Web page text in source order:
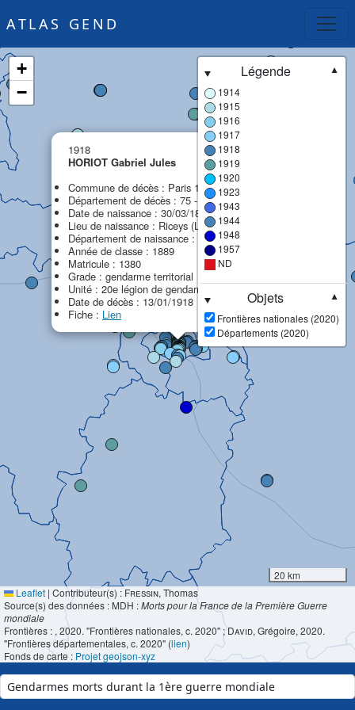
ATLAS GEND
1918
HORIOT Gabriel Jules
Commune de décès : Paris 13e arrondissement
Département de décès : 75 - Paris (ex Seine)
Date de naissance : 30/03/1869
Lieu de naissance : Riceys (Les)
Département de naissance : 10 - Aube
Année de classe : 1889
Matricule : 1380
Grade : gendarme territorial
Unité : 20e légion de gendarmerie (20e LG)
Date de décès : 13/01/1918
Fiche : Lien
+
−
Légende
▼
1914
1915
1916
1917
1918
1919
1920
1923
1943
1944
1948
1957
ND
Objets
▼
Frontières nationales (2020)
Départements (2020)
20 km
Leaflet | Contributeur(s) : Fressin, Thomas
Source(s) des données : MDH :Morts pour la France de la Première Guerre
mondiale
Frontières : , 2020. "Frontières nationales, c. 2020" ;David, Grégoire, 2020.
"Frontières départementales, c. 2020" (lien)
Fonds de carte : Projet geojson-xyz